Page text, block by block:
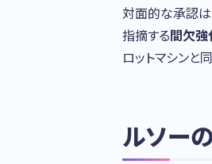
対面的な承認は
指摘する間欠強
ロットマシンと
ルソー